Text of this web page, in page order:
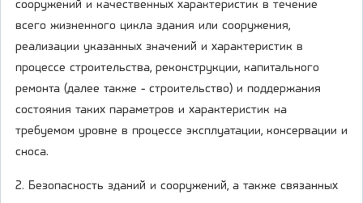
сооружений и качественных характеристик в течение
всего жизненного цикла здания или сооружения,
реализации указанных значений и характеристик в
процессе строительства, реконструкции, капитального
ремонта (далее также - строительство) и поддержания
состояния таких параметров и характеристик на
требуемом уровне в процессе эксплуатации, консервации и
сноса.
2. Безопасность зданий и сооружений, а также связанных